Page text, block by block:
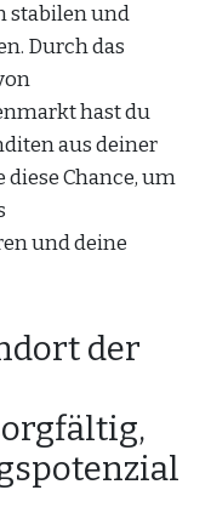
stabilen und
Durch das
hast du
aus deiner
Chance, um
und deine
der